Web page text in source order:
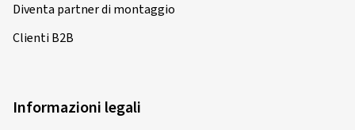
Diventa partner di montaggio
Clienti B2B
Informazioni legali